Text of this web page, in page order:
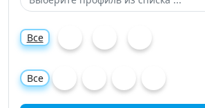
Все
Все